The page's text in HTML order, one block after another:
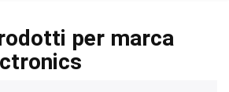
per marca